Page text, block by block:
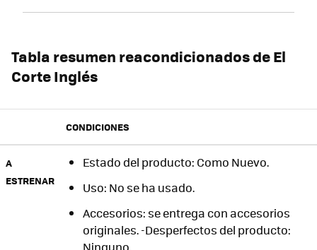
Tabla resumen reacondicionados de El
Corte Inglés
CONDICIONES
A
ESTRENAR
Estado del producto: Como Nuevo.
Uso: No se ha usado.
Accesorios: se entrega con accesorios
originales. -Desperfectos del producto:
Ninguno.